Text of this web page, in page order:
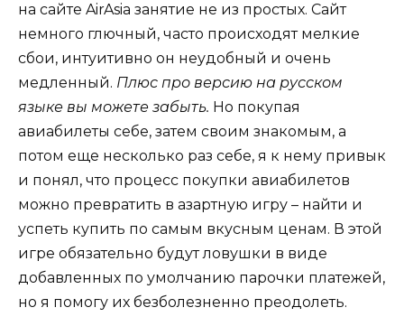
на сайте AirAsia занятие не из простых. Сайт
немного глючный, часто происходят мелкие
сбои, интуитивно он неудобный и очень
медленный. Плюс про версию на русском
языке вы можете забыть. Но покупая
авиабилеты себе, затем своим знакомым, а
потом еще несколько раз себе, я к нему привык
и понял, что процесс покупки авиабилетов
можно превратить в азартную игру – найти и
успеть купить по самым вкусным ценам. В этой
игре обязательно будут ловушки в виде
добавленных по умолчанию парочки платежей,
но я помогу их безболезненно преодолеть.